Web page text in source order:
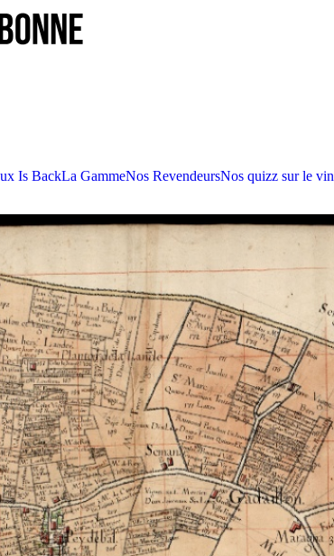
Is BackLa GammeNos RevendeursNos quizz sur le vin